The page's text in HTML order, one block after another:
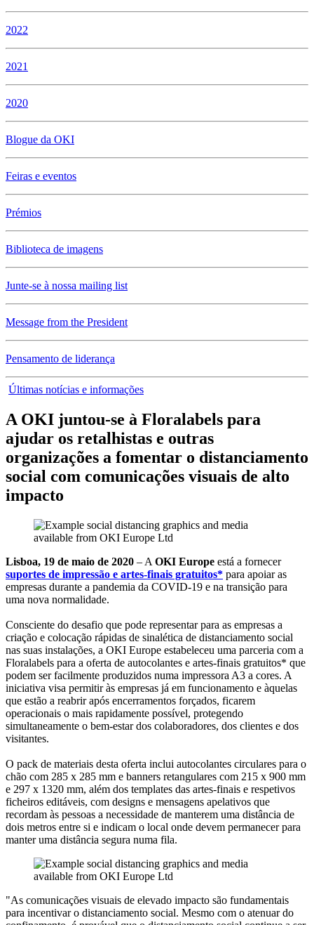
2022
2021
2020
Blogue da OKI
Feiras e eventos
Prémios
Biblioteca de imagens
Junte-se à nossa mailing list
Message from the President
Pensamento de liderança
Últimas notícias e informações
A OKI juntou-se à Floralabels para
ajudar os retalhistas e outras
organizações a fomentar o distanciamento
social com comunicações visuais de alto
impacto
Lisboa, 19 de maio de 2020 – A OKI Europe está a fornecer
suportes de impressão e artes-finais gratuitos* para apoiar as
empresas durante a pandemia da COVID-19 e na transição para
uma nova normalidade.
Consciente do desafio que pode representar para as empresas a
criação e colocação rápidas de sinalética de distanciamento social
nas suas instalações, a OKI Europe estabeleceu uma parceria com a
Floralabels para a oferta de autocolantes e artes-finais gratuitos* que
podem ser facilmente produzidos numa impressora A3 a cores. A
iniciativa visa permitir às empresas já em funcionamento e àquelas
que estão a reabrir após encerramentos forçados, ficarem
operacionais o mais rapidamente possível, protegendo
simultaneamente o bem-estar dos colaboradores, dos clientes e dos
visitantes.
O pack de materiais desta oferta inclui autocolantes circulares para o
chão com 285 x 285 mm e banners retangulares com 215 x 900 mm
e 297 x 1320 mm, além dos templates das artes-finais e respetivos
ficheiros editáveis, com designs e mensagens apelativos que
recordam às pessoas a necessidade de manterem uma distância de
dois metros entre si e indicam o local onde devem permanecer para
manter uma distância segura numa fila.
"As comunicações visuais de elevado impacto são fundamentais
para incentivar o distanciamento social. Mesmo com o atenuar do